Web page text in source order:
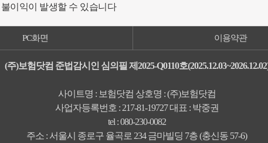
이익이 발생할 수 있습니다
PC화면 이용약관
(주)보험닷컴 준법감시인 심의필 제2025-Q0110호
사이트명 : 보험닷컴 상호명 : (주)보험닷컴
사업자등록번호 : 217-81-19727 대표 : 박중권
tel : 080-230-0082
주소 : 서울시 종로구 율곡로 234 금마빌딩 7층 (충신동 57-6)